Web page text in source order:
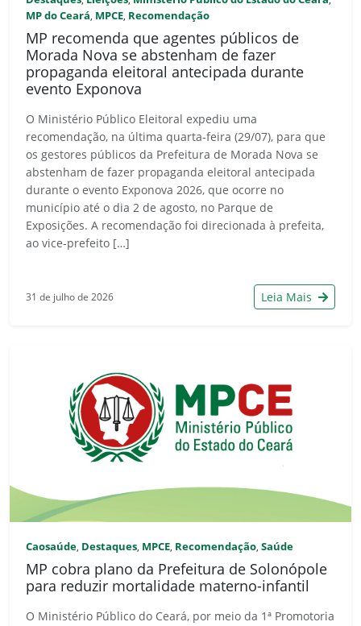
MP do Ceará, MPCE, Recomendação
MP recomenda que agentes públicos de
Morada Nova se abstenham de fazer
propaganda eleitoral antecipada durante
evento Exponova
O Ministério Público Eleitoral expediu uma
recomendação, na última quarta-feira (29/07), para que
os gestores públicos da Prefeitura de Morada Nova se
abstenham de fazer propaganda eleitoral antecipada
durante o evento Exponova 2026, que ocorre no
município até o dia 2 de agosto, no Parque de
Exposições. A recomendação foi direcionada à prefeita,
ao vice-prefeito […]
31 de julho de 2026 Leia Mais
Caosaúde, Destaques, MPCE, Recomendação, Saúde
MP cobra plano da Prefeitura de Solonópole
para reduzir mortalidade materno-infantil
O Ministério Público do Ceará, por meio da 1ª Promotoria